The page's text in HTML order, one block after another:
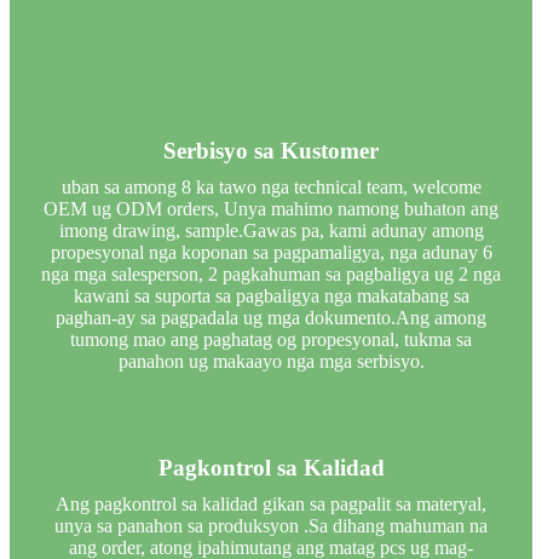
Serbisyo sa Kustomer
uban sa among 8 ka tawo nga technical team, welcome
OEM ug ODM orders, Unya mahimo namong buhaton ang
imong drawing, sample.Gawas pa, kami adunay among
propesyonal nga koponan sa pagpamaligya, nga adunay 6
nga mga salesperson, 2 pagkahuman sa pagbaligya ug 2 nga
kawani sa suporta sa pagbaligya nga makatabang sa
paghan-ay sa pagpadala ug mga dokumento.Ang among
tumong mao ang paghatag og propesyonal, tukma sa
panahon ug makaayo nga mga serbisyo.
Pagkontrol sa Kalidad
Ang pagkontrol sa kalidad gikan sa pagpalit sa materyal,
unya sa panahon sa produksyon .Sa dihang mahuman na
ang order, atong ipahimutang ang matag pcs ug mag-